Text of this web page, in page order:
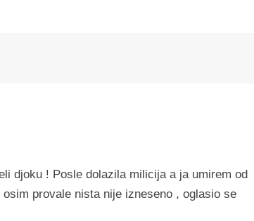
djoku ! Posle dolazila milicija a ja umirem od
provale nista nije izneseno , oglasio se